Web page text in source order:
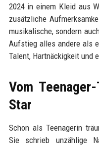
2024 in einem Kleid aus
zusätzliche
musikalische, sondern
Aufstieg alles andere als
Talent, Hartnäckigkeit und
Vom
Star
Schon als Teenagerin
Sie schrieb unzählige